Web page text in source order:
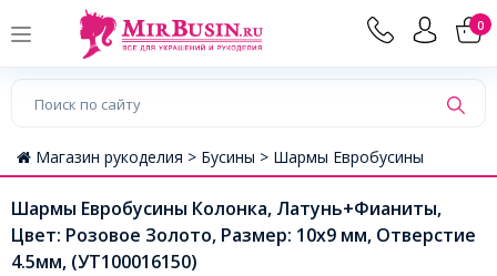
0
Магазин рукоделия > Бусины > Шармы Евробусины
Шармы Евробусины Колонка, Латунь+Фианиты,
Цвет: Розовое Золото, Размер: 10x9 мм, Отверстие
4.5мм, (УТ100016150)